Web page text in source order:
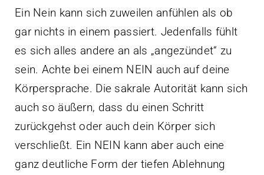
Ein Nein kann sich zuweilen anfühlen als ob
gar nichts in einem passiert. Jedenfalls fühlt
es sich alles andere an als „angezündet“ zu
sein. Achte bei einem NEIN auch auf deine
Körpersprache. Die sakrale Autorität kann sich
auch so äußern, dass du einen Schritt
zurückgehst oder auch dein Körper sich
verschließt. Ein NEIN kann aber auch eine
ganz deutliche Form der tiefen Ablehnung